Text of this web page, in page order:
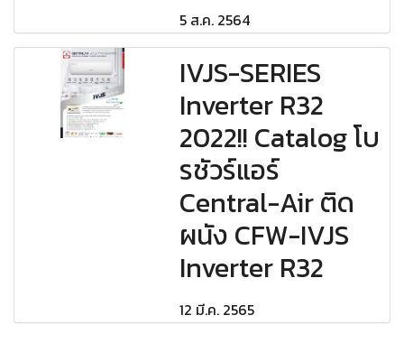
5 ส.ค. 2564
IVJS-SERIES
Inverter R32
2022!! Catalog โบ
รชัวร์แอร์
Central-Air ติด
ผนัง CFW-IVJS
Inverter R32
12 มี.ค. 2565